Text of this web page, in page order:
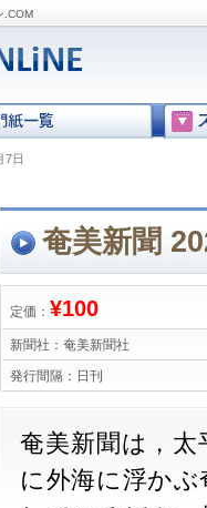
.COM
7日
奄美新聞
定価： ¥100
新聞社： 奄美新聞社
発行間隔： 日刊
奄美新聞は，
に外海に浮か